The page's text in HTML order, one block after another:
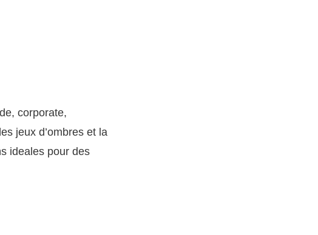
corporate,
jeux d’ombres et la
ideales pour des